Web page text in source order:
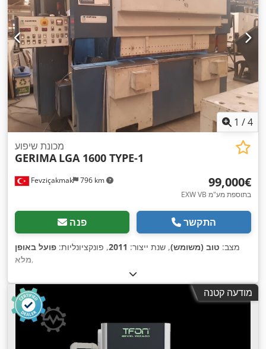
1 /4
Fevziçakmak 796 km
מכונת שיפוע
GERIMA LGA 1600 TYPE-1
‏99,000 ‏€
EXW VB בתוספת מע"מ
פנה התקשר
מצב: טוב (משומש), שנת ייצור: 2011, פונקציונליות: פועל באופן
מלא,
מודעה קטנה